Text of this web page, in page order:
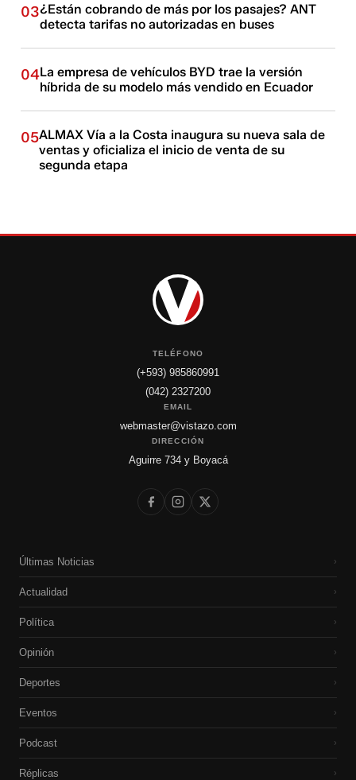
03¿Están cobrando de más por los pasajes? ANT
detecta tarifas no autorizadas en buses
04La empresa de vehículos BYD trae la versión
híbrida de su modelo más vendido en Ecuador
05ALMAX Vía a la Costa inaugura su nueva sala de
ventas y oficializa el inicio de venta de su
segunda etapa
TELÉFONO
(+593) 985860991
(042) 2327200
EMAIL
webmaster@vistazo.com
DIRECCIÓN
Aguirre 734 y Boyacá
Últimas Noticias ›
Actualidad ›
Política ›
Opinión ›
Deportes ›
Eventos ›
Podcast ›
Réplicas ›